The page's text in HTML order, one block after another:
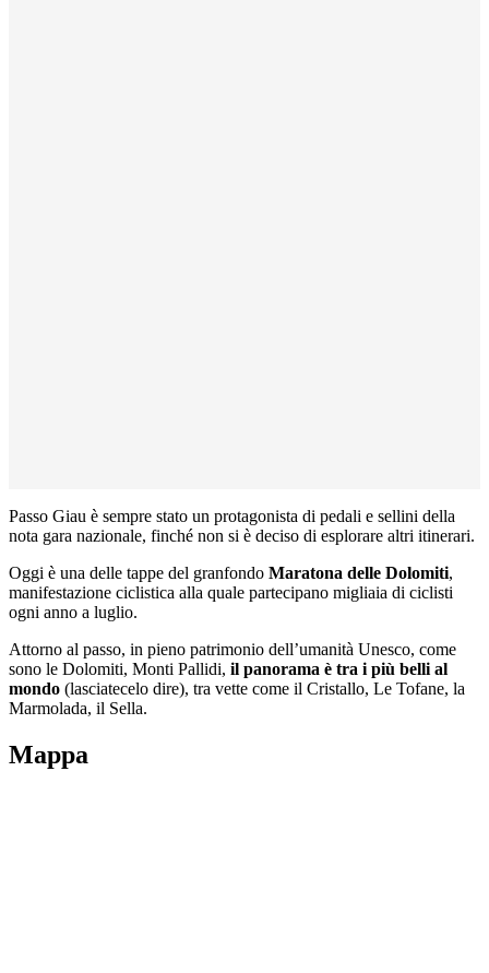
Passo Giau è sempre stato un protagonista di pedali e sellini della
nota gara nazionale, finché non si è deciso di esplorare altri itinerari.
Oggi è una delle tappe del granfondo Maratona delle Dolomiti,
manifestazione ciclistica alla quale partecipano migliaia di ciclisti
ogni anno a luglio.
Attorno al passo, in pieno patrimonio dell’umanità Unesco, come
sono le Dolomiti, Monti Pallidi, il panorama è tra i più belli al
mondo (lasciatecelo dire), tra vette come il Cristallo, Le Tofane, la
Marmolada, il Sella.
Mappa